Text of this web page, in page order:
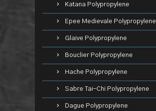
Katana Polypropylene
Epee Medievale Polypropylene
Glaive Polypropylene
Bouclier Polypropylene
Hache Polypropylene
Sabre Tai-Chi Polypropylene
Dague Polypropylene